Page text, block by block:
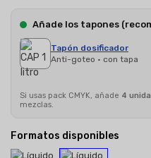
Añade los tapones
Tapón dosificador
Anti-goteo · con tapa
Si usas pack CMYK, añade 4
mezclas.
Formatos disponibles